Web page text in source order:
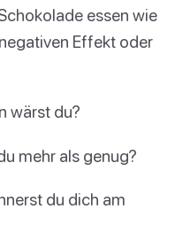
essen wie
Effekt oder
wärst du?
mehr als genug?
du dich am